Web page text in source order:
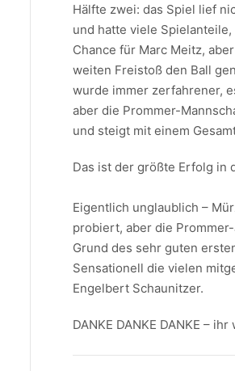
Hälfte zwei: das Spiel lief
und hatte viele
Chance für Marc Meitz,
weiten Freistoß den Ball
wurde immer zerfahrener,
aber die Prommer-
und steigt mit einem
Das ist der größte Erfolg in
Eigentlich unglaublich –
probiert, aber die
Grund des sehr guten
Sensationell die vielen
Engelbert Schaunitzer.
DANKE DANKE DANKE –